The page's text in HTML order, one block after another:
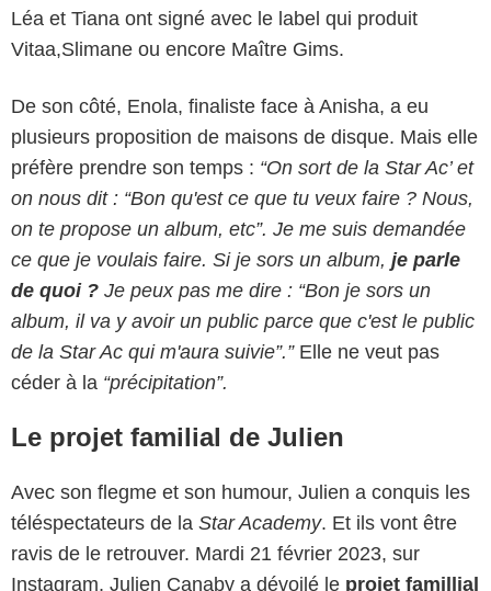
Léa et Tiana ont signé avec le label qui produit
Vitaa,Slimane ou encore Maître Gims.
De son côté, Enola, finaliste face à Anisha, a eu
plusieurs proposition de maisons de disque. Mais elle
préfère prendre son temps : “On sort de la Star Ac’ et
on nous dit : “Bon qu'est ce que tu veux faire ? Nous,
on te propose un album, etc”. Je me suis demandée
ce que je voulais faire. Si je sors un album, je parle
de quoi ? Je peux pas me dire : “Bon je sors un
album, il va y avoir un public parce que c'est le public
de la Star Ac qui m'aura suivie”.” Elle ne veut pas
céder à la “précipitation”.
Le projet familial de Julien
Avec son flegme et son humour, Julien a conquis les
téléspectateurs de la Star Academy. Et ils vont être
ravis de le retrouver. Mardi 21 février 2023, sur
Instagram, Julien Canaby a dévoilé le projet famillial